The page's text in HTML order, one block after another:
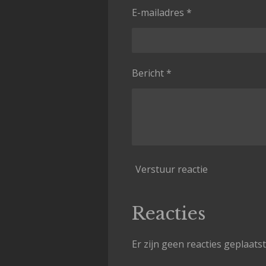
E-mailadres *
Bericht *
Verstuur reactie
Reacties
Er zijn geen reacties